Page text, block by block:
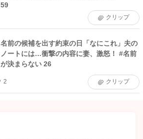
59
クリップ
名前の候補を出す約束の日「なにこれ」夫の
ノートには…衝撃の内容に妻、激怒！ #名前
が決まらない 26
2 クリップ